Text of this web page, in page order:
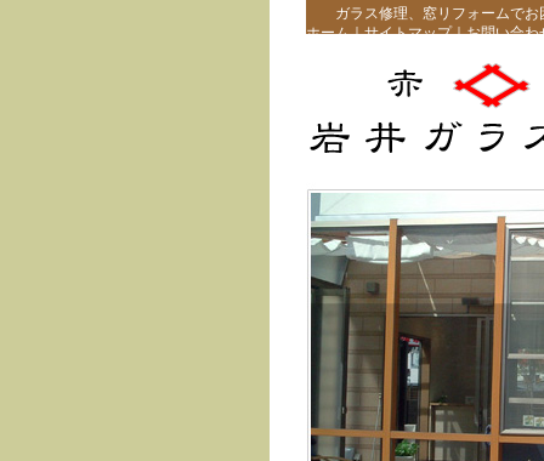
ガラス修理
ホーム｜サイトマップ｜お問い合わ